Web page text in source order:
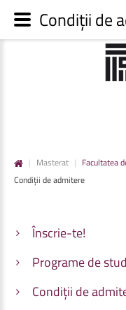
| Masterat | Facultatea
Condiții de admitere
Înscrie-te!
Programe de
Condiții de